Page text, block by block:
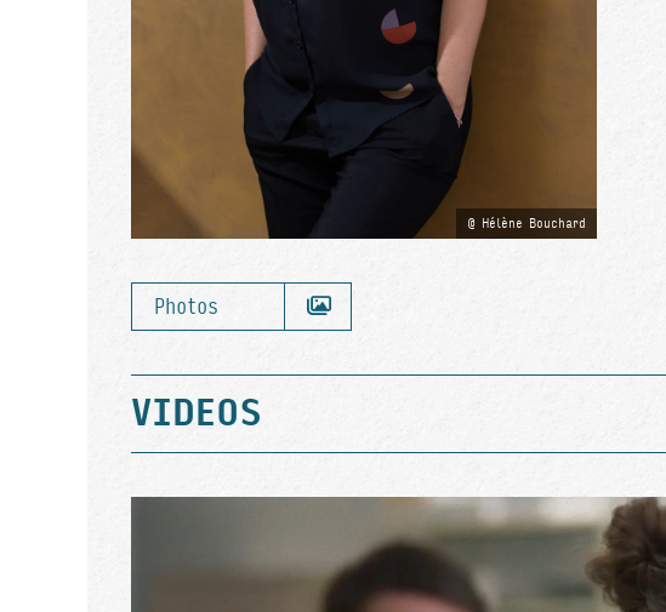
Hélène Bouchard
Photos
VIDEOS